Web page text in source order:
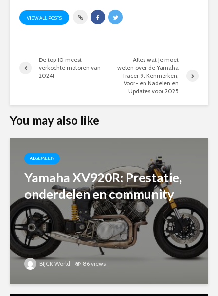
VIEW ALL POSTS
De top 10 meest
verkochte motoren van
2024!
Alles wat je moet
weten over de Yamaha
Tracer 9: Kenmerken,
Voor- en Nadelen en
Updates voor 2025
You may also like
ALGEMEEN
Yamaha XV920R: Prestatie,
onderdelen en community
BIJCK World 86 views